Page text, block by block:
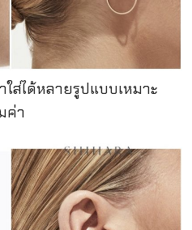
ใส่ได้หลายรูปแบบเหมาะ
ค่า